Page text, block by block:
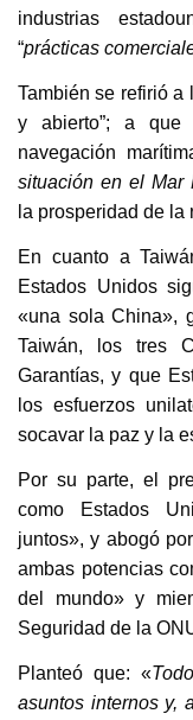
industrias
“prácticas
También se refirió a
y abierto”; a que
navegación
situación en el Mar
la prosperidad de la
En cuanto a
Estados Unidos
«una sola China»,
Taiwán, los tres
Garantías, y que
los esfuerzos
socavar la paz y la
Por su parte, el
como Estados
juntos», y abogó
ambas potencias
del mundo» y
Seguridad de la
Planteó que: «
asuntos internos y,